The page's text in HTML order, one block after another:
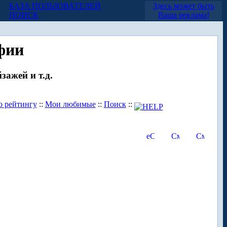
БАЗА ПОЛЬЗОВАТЕЛЕЙ
ПОИСК
Здесь может быть
Ваша реклама!
и т.д.
рейтингу:: Мои любимые:: Поиск::